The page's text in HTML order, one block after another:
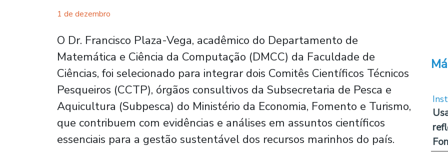
1 de dezembro
O Dr. Francisco Plaza-Vega, acadêmico do Departamento de
Matemática e Ciência da Computação (DMCC) da Faculdade de
Ciências, foi selecionado para integrar dois Comitês Científicos Técnicos
Pesqueiros (CCTP), órgãos consultivos da Subsecretaria de Pesca e
Aquicultura (Subpesca) do Ministério da Economia, Fomento e Turismo,
que contribuem com evidências e análises em assuntos científicos
essenciais para a gestão sustentável dos recursos marinhos do país.